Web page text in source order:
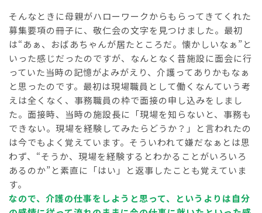
そんなときに母親がハローワークからもらってきてくれた
募集要項の冊子に、敬仁会の文字を見つけました。最初
は“あぁ、おばあちゃんが居たところだ。懐かしいなぁ”と
いった感じだったのですが、なんとなく昔施設に面会に行
っていた当時の記憶がよみがえり、介護ってありかもなぁ
と思ったのです。最初は現場職員として働くなんていう考
えは全くなく、事務職員の枠で面接の申し込みをしまし
た。面接時、当時の施設長に「現場を知らないと、事務も
できない。現場を経験してみたらどうか？」と言われたの
は今でもよく覚えています。そういわれて嫌だなぁとは思
わず、“そうか、現場を経験するとわかることがいろいろ
あるのか”と素直に「はい」と返事したことも覚えていま
す。
なので、介護の仕事をしようと思って、というよりは自分